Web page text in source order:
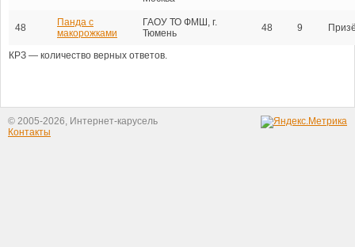
48
Панда с
макорожками
ГАОУ ТО ФМШ, г.
Тюмень
48 9
КРЗ — количество верных ответов.
© 2005-2026, Интернет-карусель
Контакты